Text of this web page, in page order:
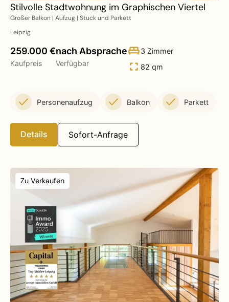
Stilvolle Stadtwohnung im Graphischen Viertel
Großer Balkon | Aufzug | Stuck und Parkett
Leipzig
259.000 €
Kaufpreis
nach Absprache
Verfügbar
3 Zimmer
82 qm
Personenaufzug Balkon Parkett
Details Sofort-Anfrage
Zu Verkaufen